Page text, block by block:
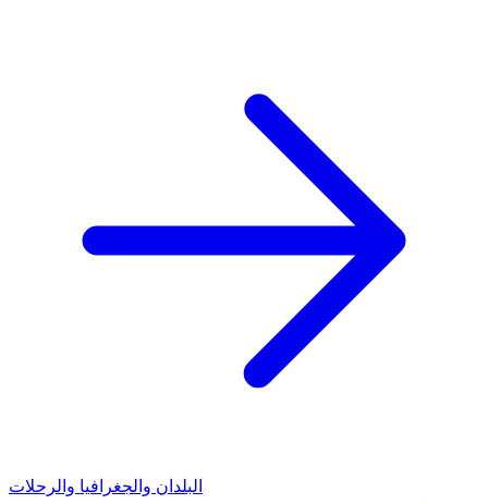
البلدان والجغرافيا والرحلات